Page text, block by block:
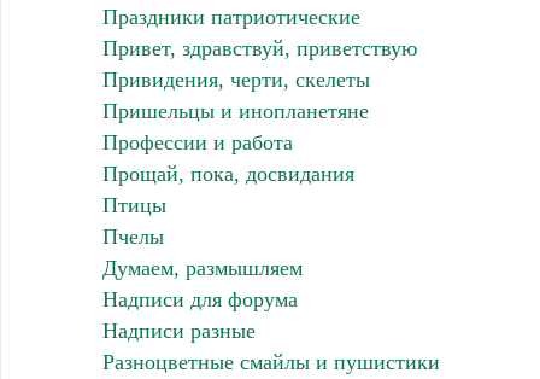
Праздники патриотические
Привет, здравствуй, приветствую
Привидения, черти, скелеты
Пришельцы и инопланетяне
Профессии и работа
Прощай, пока, досвидания
Птицы
Пчелы
Думаем, размышляем
Надписи для форума
Надписи разные
Разноцветные смайлы и пушистики